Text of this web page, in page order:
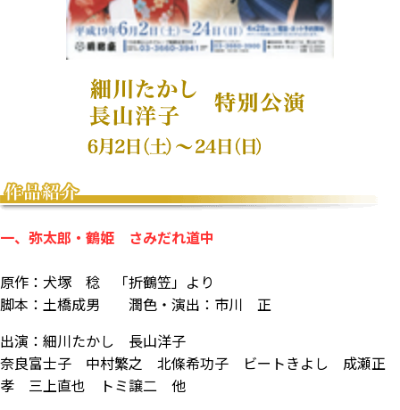
一、弥太郎・鶴姫 さみだれ道中
原作：犬塚 稔 「折鶴笠」より
脚本：土橋成男 潤色・演出：市川 正
出演：細川たかし 長山洋子
奈良富士子 中村繁之 北條希功子 ビートきよし 成瀬正
孝 三上直也 トミ譲二 他